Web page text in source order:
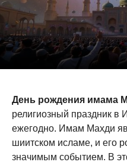
День рождения имама
религиозный праздник в
ежегодно. Имам Махди
шиитском исламе, и его
значимым событием. В